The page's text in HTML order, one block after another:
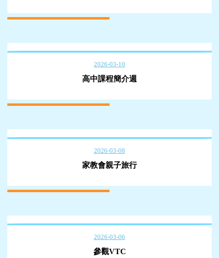
2026-03-10
高中課程簡介週
2026-03-08
家教會親子旅行
2026-03-06
參觀VTC